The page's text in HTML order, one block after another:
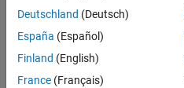
Deutschland (Deutsch)
España (Español)
Finland (English)
France (Français)